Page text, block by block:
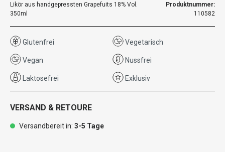
Likör aus handgepressten Grapefuits 18% Vol.
350ml
Produktnummer:
110582
Glutenfrei Vegetarisch
Vegan Nussfrei
Laktosefrei Exklusiv
VERSAND & RETOURE
Versandbereit in: 3-5 Tage